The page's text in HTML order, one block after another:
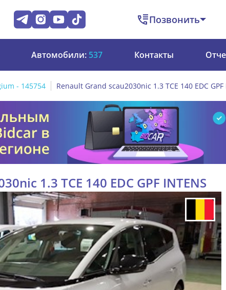
Позвонить
Автомобили: 537 Контакты
- 145754 Renault Grand scau2030nic 1.3 TCE 140 EDC GPF
1.3 TCE 140 EDC GPF INTENS